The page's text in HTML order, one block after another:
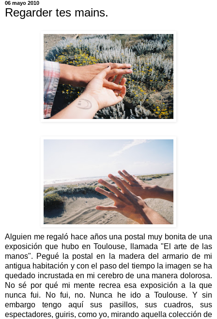
06 mayo 2010
Regarder tes mains.
Alguien me regaló hace años una postal muy bonita de una
exposición que hubo en Toulouse, llamada "El arte de las
manos". Pegué la postal en la madera del armario de mi
antigua habitación y con el paso del tiempo la imagen se ha
quedado incrustada en mi cerebro de una manera dolorosa.
No sé por qué mi mente recrea esa exposición a la que
nunca fui. No fui, no. Nunca he ido a Toulouse. Y sin
embargo tengo aquí sus pasillos, sus cuadros, sus
espectadores, guiris, como yo, mirando aquella colección de